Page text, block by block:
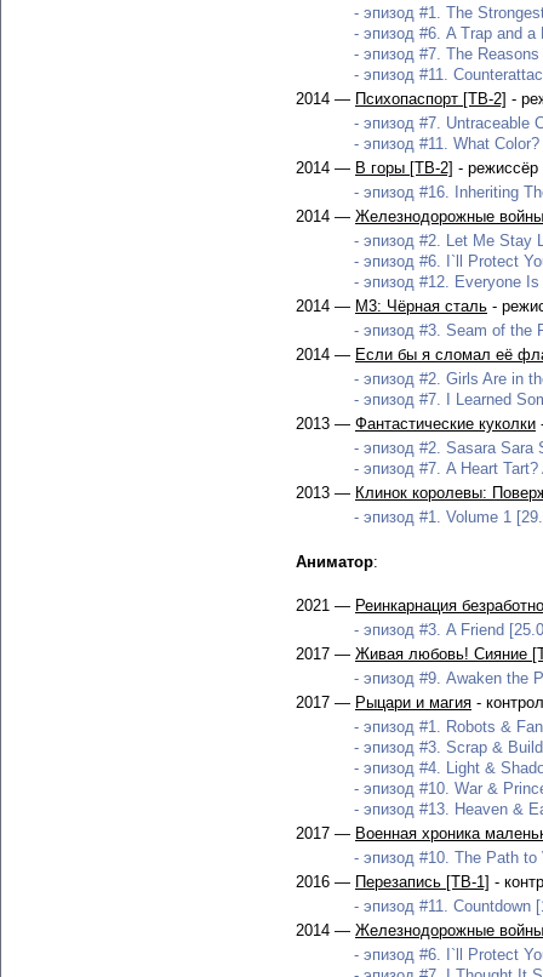
- эпизод #1. The
- эпизод #6. A Trap and a
- эпизод #7. The
- эпизод #11.
2014 — Психопаспорт [ТВ-2] -
- эпизод #7. Untraceable
- эпизод #11. What
2014 — В горы [ТВ-2] - режиссёр
- эпизод #16. Inheriting
2014 — Железнодорожные
- эпизод #2. Let Me Stay
- эпизод #6. I`ll Protect
- эпизод #12. Everyone
2014 — M3: Чёрная сталь -
- эпизод #3. Seam of the
2014 — Если бы я сломал её
- эпизод #2. Girls Are in
- эпизод #7. I Learned
2013 — Фантастические куколки
- эпизод #2. Sasara Sara
- эпизод #7. A Heart
2013 — Клинок королевы:
- эпизод #1. Volume 1
Аниматор:
2021 — Реинкарнация
- эпизод #3. A Friend
2017 — Живая любовь! Сияние
- эпизод #9. Awaken the
2017 — Рыцари и магия -
- эпизод #1. Robots &
- эпизод #3. Scrap &
- эпизод #4. Light &
- эпизод #10. War &
- эпизод #13. Heaven &
2017 — Военная хроника
- эпизод #10. The Path
2016 — Перезапись [ТВ-1] -
- эпизод #11. Countdown
2014 — Железнодорожные
- эпизод #6. I`ll Protect